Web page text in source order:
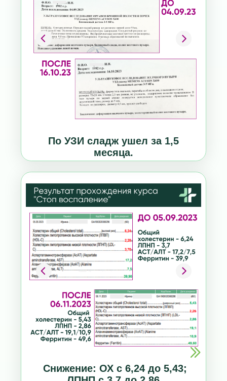
Снижение: ОХ с 6,24 до 5,43;
ЛПНП с 3,7 до 2,86.
Рост: АСТ/АЛТ с 17,2/7,5 до
19,1/10,9; ферритина с 39,9 до
49,6.
По УЗИ сладж ушел за 1,5
месяца.